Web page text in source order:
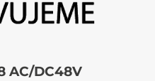
AC/DC48V